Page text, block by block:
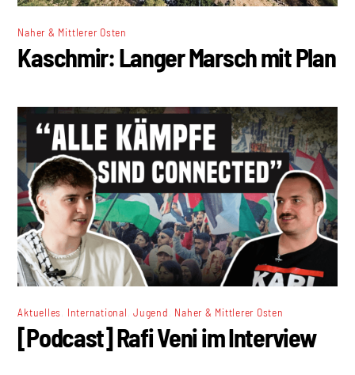
Naher & Mittlerer Osten
Kaschmir: Langer Marsch mit Plan
Aktuelles International ,Jugend Naher & Mittlerer Osten
[Podcast] Rafi Veni im Interview